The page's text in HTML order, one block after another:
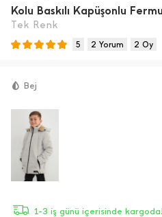
Kolu Baskılı Kapüşonlu
Tek Renk
5 2 Yorum 2 Oy
Bej
1-3 iş günü içerisinde kargoda!